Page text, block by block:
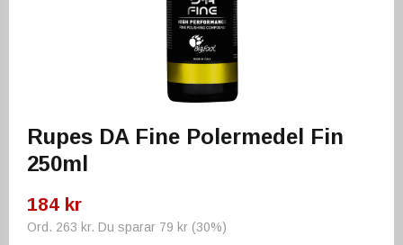
Rupes DA Fine Polermedel Fin
250ml
184 kr
Ord. 263 kr. Du sparar 79 kr (30%)